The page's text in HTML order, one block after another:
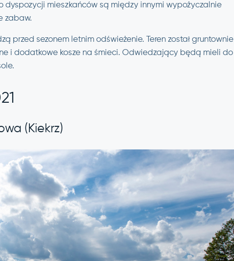
dyspozycji mieszkańców są między innymi wypożyczalnie
zabaw.
przed sezonem letnim odświeżenie. Teren został gruntownie
i dodatkowe kosze na śmieci. Odwiedzający będą mieli do
(Kiekrz)